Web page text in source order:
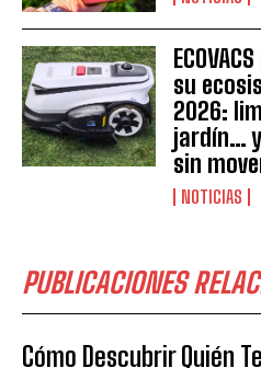
su
2026:
jardín…
sin
NOTICIAS
PUBLICACIONES
Cómo Descubrir Quién